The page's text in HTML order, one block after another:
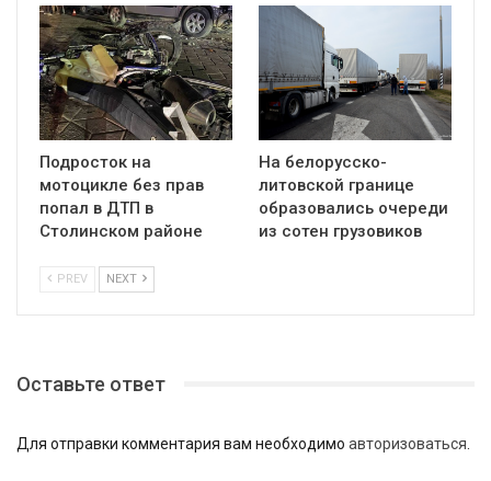
Подросток на
мотоцикле без прав
попал в ДТП в
Столинском районе
На белорусско-
литовской границе
образовались очереди
из сотен грузовиков
PREV NEXT
Оставьте ответ
Для отправки комментария вам необходимо авторизоваться